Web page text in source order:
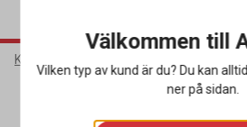
Kontorsmaterial
Välkommen till
Vilken typ av kund är du? Du kan
ner på sidan.